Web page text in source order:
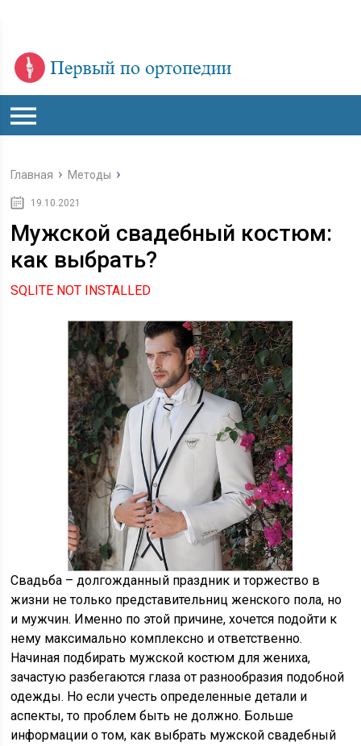
Главная Методы
19.10.2021
Мужской свадебный костюм:
как выбрать?
SQLITE NOT INSTALLED
Свадьба – долгожданный праздник и торжество в
жизни не только представительниц женского пола, но
и мужчин. Именно по этой причине, хочется подойти к
нему максимально комплексно и ответственно.
Начиная подбирать мужской костюм для жениха,
зачастую разбегаются глаза от разнообразия подобной
одежды. Но если учесть определенные детали и
аспекты, то проблем быть не должно. Больше
информации о том, как выбрать мужской свадебный